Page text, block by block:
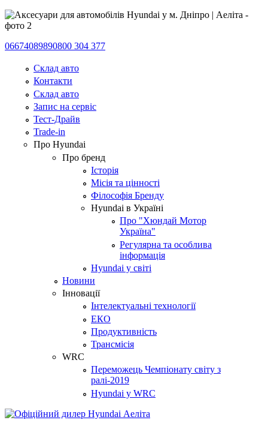
06674089890800 304 377
Склад авто
Контакти
Склад авто
Запис на сервіс
Тест-Драйв
Trade-in
Про Hyundai
Про бренд
Історія
Місія та цінності
Філософія Бренду
Hyundai в Україні
Про "Хюндай Мотор
Україна"
Регулярна та особлива
інформація
Hyundai у світі
Новини
Інновації
Інтелектуальні технології
ЕКО
Продуктивність
Трансмісія
WRC
Переможець Чемпіонату світу з
ралі-2019
Hyundai у WRC